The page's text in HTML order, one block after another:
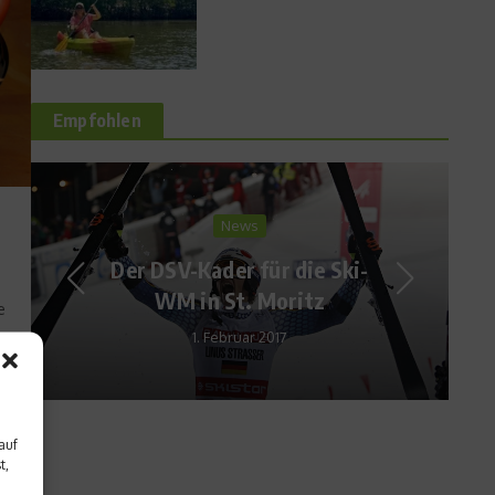
Empfohlen
Sports in the City
Das erwartet Board-
Liebhaber auf dem Surf &
Skate Festival